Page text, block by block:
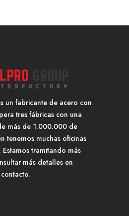
un fabricante de acero con
tres fábricas con una
más de 1.000.000 de
tenemos muchas oficinas
tramitando más
más detalles en